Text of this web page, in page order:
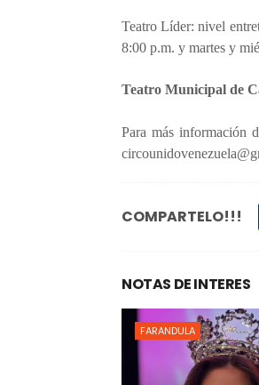
Teatro Líder: nivel
8:00 p.m. y martes y
Teatro Municipal de
Para más información
COMPARTELO!!!
NOTAS DE INTERES
FARANDULA